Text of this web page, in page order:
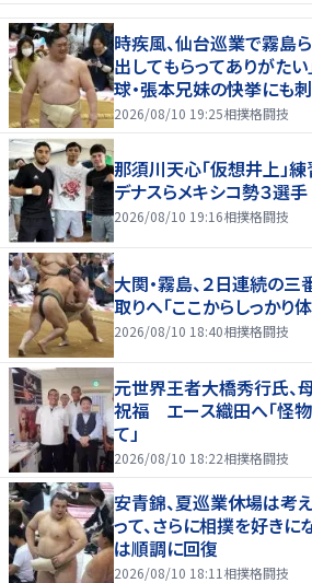
時疾風、仙台巡業で霧島
出してもらってありがた
球・張本兄妹の快挙にも
2026/08/10 19:25相撲格闘技
那須川天心「仮想井上」
デナスらメキシコ勢３選
2026/08/10 19:16相撲格闘技
大関・霧島、２日連続の
取りへ「ここからしっかり
2026/08/10 18:40相撲格闘技
元世界王者大橋秀行氏、
祝福 エース織田へ「怪物
て」
2026/08/10 18:22相撲格闘技
安青錦、夏巡業休場は考
って、さらに相撲を好き
は順調に回復
2026/08/10 18:11 相撲格闘技